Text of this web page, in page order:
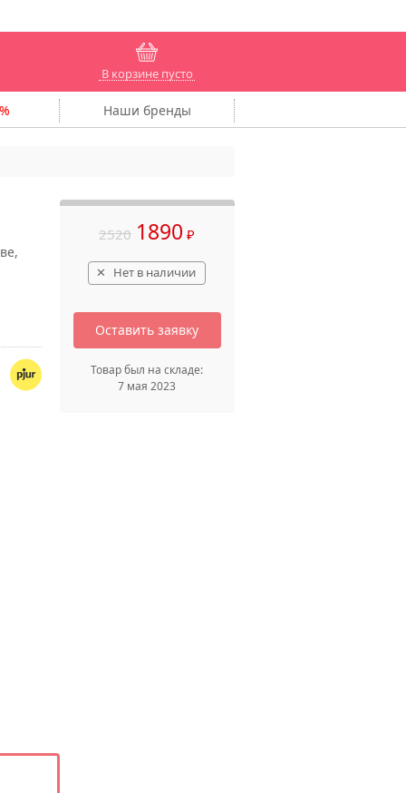
В корзине пусто
Наши бренды
2520 1890 ₽
Нет в наличии
Оставить заявку
Товар был на складе:
7 мая 2023